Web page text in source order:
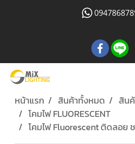
หน้าแรก สินค้าทั้งหมด สิน
โคมไฟ FLUORESCENT
โคมไฟ Fluorescent ติดลอย